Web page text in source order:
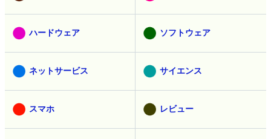
ハードウェア ソフトウェア
ネットサービス サイエンス
スマホ レビュー